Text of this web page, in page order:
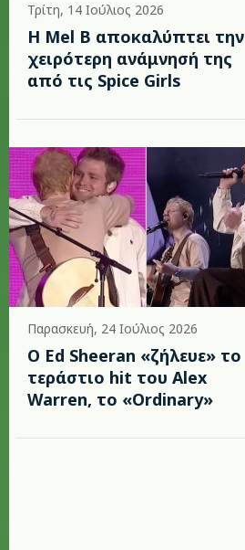
Τρίτη, 14 Ιούλιος 2026
Η Mel B αποκαλύπτει την
χειρότερη ανάμνησή της
από τις Spice Girls
Παρασκευή, 24 Ιούλιος 2026
Ο Ed Sheeran «ζήλευε» το
τεράστιο hit του Alex
Warren, το «Ordinary»